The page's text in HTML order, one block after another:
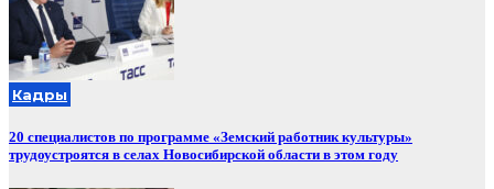
Кадры
20 специалистов по программе «Земский работник культуры»
трудоустроятся в селах Новосибирской области в этом году